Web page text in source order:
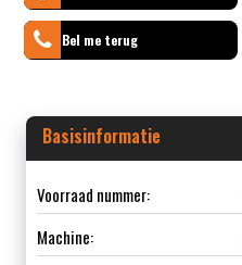
Bel me terug
Basisinformatie
Voorraad nummer:
Machine: